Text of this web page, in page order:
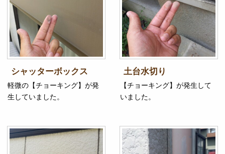
シャッターボックス
軽微の【チョーキング】が発
生していました。
土台水切り
【チョーキング】が発生して
いました。